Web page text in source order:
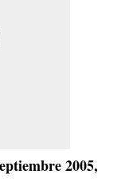
2005,